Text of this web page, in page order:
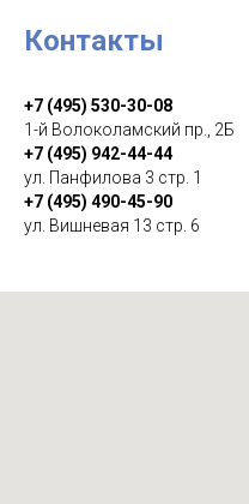
Контакты
+7 (495) 530-30-08
1-й Волоколамский пр., 2Б
+7 (495) 942-44-44
ул. Панфилова 3 стр. 1
+7 (495) 490-45-90
ул. Вишневая 13 стр. 6